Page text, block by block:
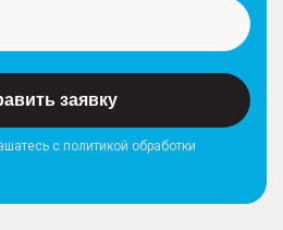
заявку
с политикой обработки